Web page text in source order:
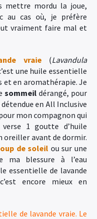
mettre mordu la joue,
au cas où, je préfère
vraiment faire mal et
vraie(Lavandula
une huile essentielle
et en aromathérapie. Je
sommeildérangé, pour
en All Inclusive
mon compagnon qui
1 goutte d’huile
oreiller avant de dormir.
de soleil ou sur une
ma blessure à l’eau
essentielle de lavande
encore mieux en
de lavande vraie. Le